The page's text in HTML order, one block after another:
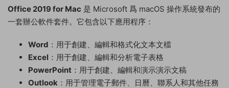
Office 2019 for Mac 是 Microsoft 爲 macOS 操作系統發布的
一套辦公軟件套件。它包含以下應用程序：
Word ：用于創建、編輯和格式化文本文檔
Excel ：用于創建、編輯和分析電子表格
PowerPoint ：用于創建、編輯和演示演示文稿
Outlook ：用于管理電子郵件、日曆、聯系人和其他任務